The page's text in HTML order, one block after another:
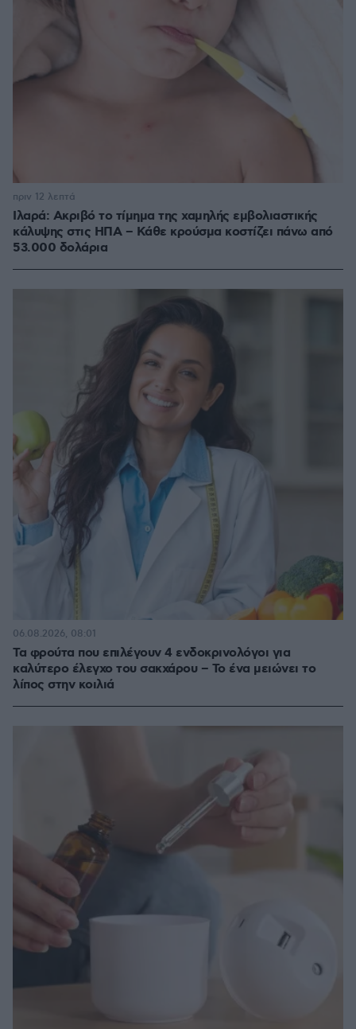
Ιλαρά: Ακριβό το τίμημα της χαμηλής εμβολιαστικής
κάλυψης στις ΗΠΑ – Κάθε κρούσμα κοστίζει πάνω από
53.000 δολάρια
πριν 12 λεπτά
Τα φρούτα που επιλέγουν 4 ενδοκρινολόγοι για
καλύτερο έλεγχο του σακχάρου – Το ένα μειώνει το
λίπος στην κοιλιά
06.08.2026, 08:01